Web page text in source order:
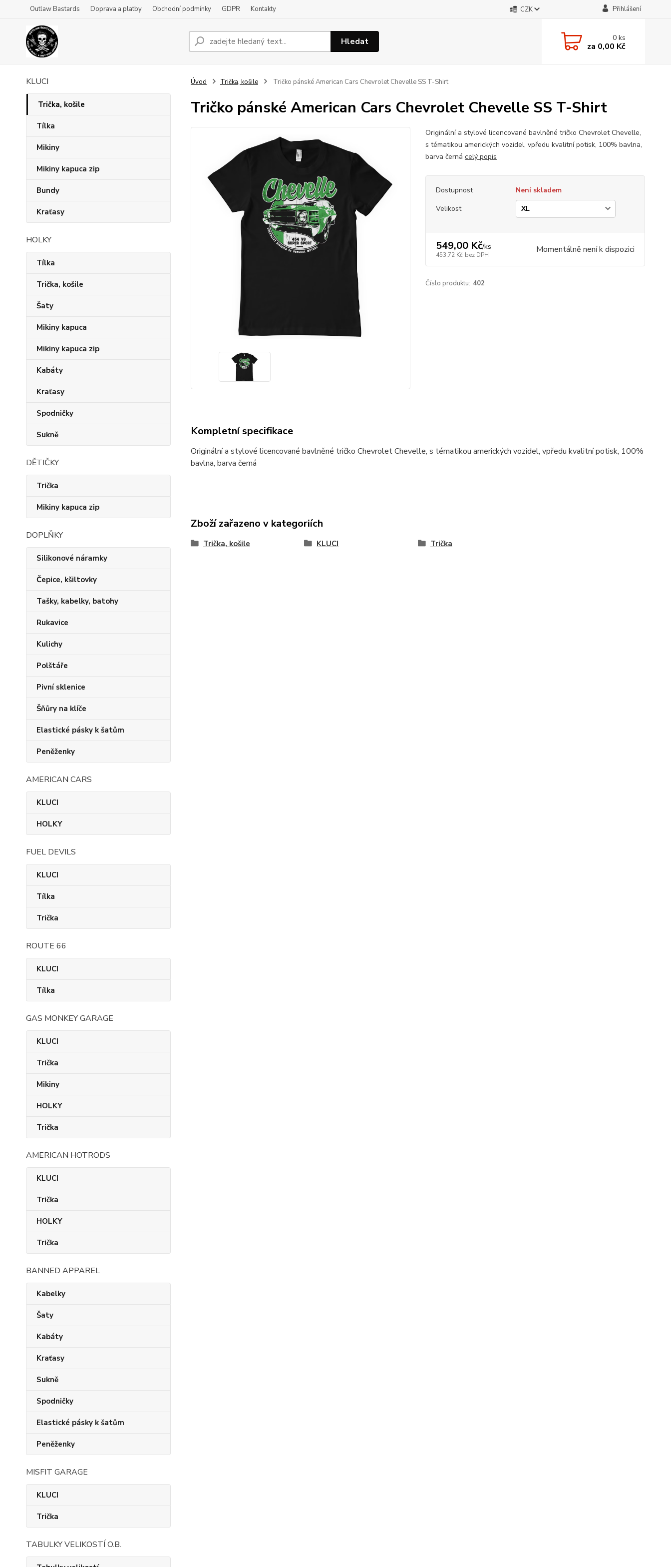
Outlaw Bastards Doprava a platby Obchodní podmínky GDPR Kontakty CZK Přihlášení
Hledat 0ks
za 0,00 Kč
KLUCI
Trička, košile
Tílka
Mikiny
Mikiny kapuca zip
Bundy
Kraťasy
HOLKY
Tílka
Trička, košile
Šaty
Mikiny kapuca
Mikiny kapuca zip
Kabáty
Kraťasy
Spodničky
Sukně
DĚTIČKY
Trička
Mikiny kapuca zip
DOPLŇKY
Silikonové náramky
Čepice, kšiltovky
Tašky, kabelky, batohy
Rukavice
Kulichy
Polštáře
Pivní sklenice
Šňůry na klíče
Elastické pásky k šatům
Peněženky
AMERICAN CARS
KLUCI
HOLKY
FUEL DEVILS
KLUCI
Tílka
Trička
ROUTE 66
KLUCI
Tílka
GAS MONKEY GARAGE
KLUCI
Trička
Mikiny
HOLKY
Trička
AMERICAN HOTRODS
KLUCI
Trička
HOLKY
Trička
BANNED APPAREL
Kabelky
Šaty
Kabáty
Kraťasy
Sukně
Spodničky
Elastické pásky k šatům
Peněženky
MISFIT GARAGE
KLUCI
Trička
TABULKY VELIKOSTÍ O.B.
Úvod Trička, košile Tričko pánské American Cars Chevrolet Chevelle SS T-Shirt
Tričko pánské American Cars Chevrolet Chevelle SS T-Shirt
Originální a stylové licencované bavlněné tričko Chevrolet Chevelle,
s tématikou amerických vozidel, vpředu kvalitní potisk, 100% bavlna,
barva černá celý popis
Dostupnost
Není skladem
Velikost
549,00 Kč/ks
453,72 Kč bez DPH Momentálně není k dispozici
Číslo produktu: 402
Kompletní specifikace
Originální a stylové licencované bavlněné tričko Chevrolet Chevelle, s tématikou amerických vozidel, vpředu kvalitní potisk, 100%
bavlna, barva černá
Zboží zařazeno v kategoriích
Trička, košile KLUCI Trička